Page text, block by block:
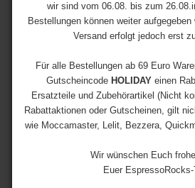
wir sind vom 06.08. bis zum
Bestellungen können weiter
Versand erfolgt jedoch erst
Für alle Bestellungen ab 69 Euro
Gutscheincode HOLIDAYeinen
Ersatzteile und Zubehörartikel (Nicht
Rabattaktionen oder Gutscheinen, gilt
wie Moccamaster, Lelit, Bezzera,
Wir wünschen Euch
Euer EspressoRocks-